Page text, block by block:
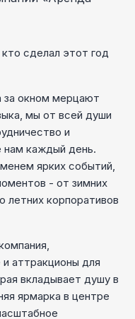
сделал этот год
за окном мерцают
мы от всей души
и
нам каждый день.
ярких событий,
- от зимних
летних корпоративов
аттракционы для
вкладывает душу в
ярмарка в центре